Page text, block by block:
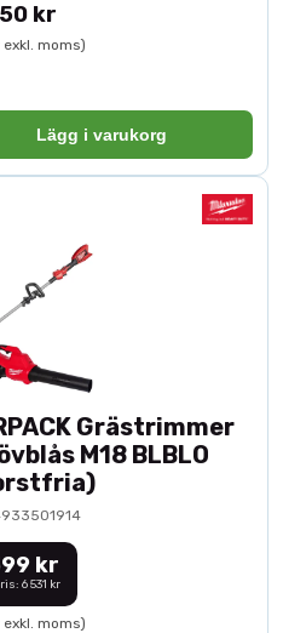
kr
moms)
Lägg i varukorg
Grästrimmer
M18 BLBLO
kr
6 531 kr
moms)